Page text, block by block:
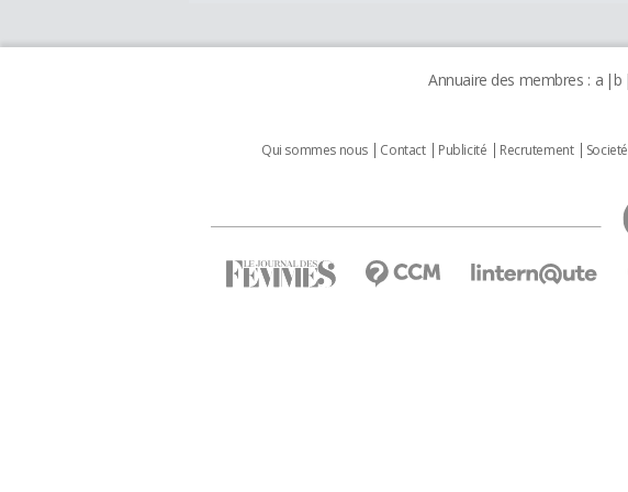
Annuaire des membres : a b
Qui sommes nous Contact Publicité Recrutement Societé